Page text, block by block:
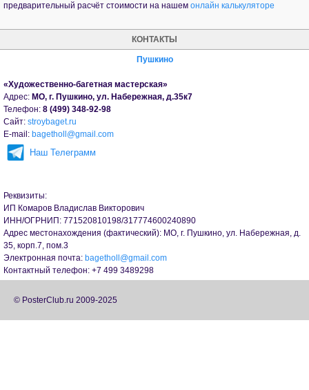
предварительный расчёт стоимости на нашем онлайн калькуляторе
КОНТАКТЫ
Пушкино
«Художественно-багетная мастерская»
Адрес: МО, г. Пушкино, ул. Набережная, д.35к7
Телефон: 8 (499) 348-92-98
Сайт: stroybaget.ru
Е-mail: bagetholl@gmail.com
Наш Телеграмм
Реквизиты:
ИП Комаров Владислав Викторович
ИНН/ОГРНИП: 771520810198/317774600240890
Адрес местонахождения (фактический): МО, г. Пушкино, ул. Набережная, д.
35, корп.7, пом.3
Электронная почта: bagetholl@gmail.com
Контактный телефон: +7 499 3489298
© PosterClub.ru 2009-2025